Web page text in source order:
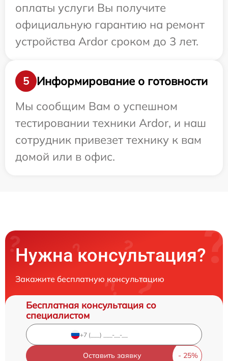
оплаты услуги Вы получите
официальную гарантию на ремонт
устройства Ardor сроком до 3 лет.
5
Информирование о готовности
Мы сообщим Вам о успешном
тестировании техники Ardor, и наш
сотрудник привезет технику к вам
домой или в офис.
Нужна консультация?
Закажите бесплатную консультацию
Бесплатная консультация со
специалистом
Оставить заявку